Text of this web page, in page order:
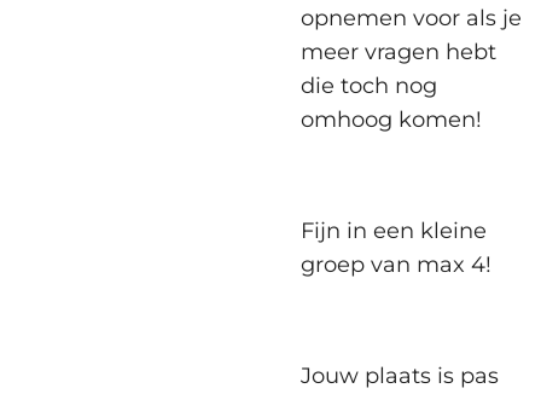
opnemen voor als je
meer vragen hebt
die toch nog
omhoog komen!
Fijn in een kleine
groep van max 4!
Jouw plaats is pas